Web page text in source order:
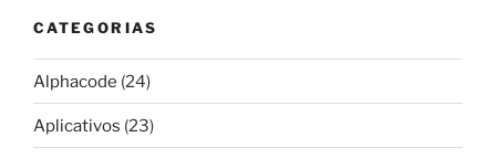
CATEGORIAS
Alphacode (24)
Aplicativos (23)